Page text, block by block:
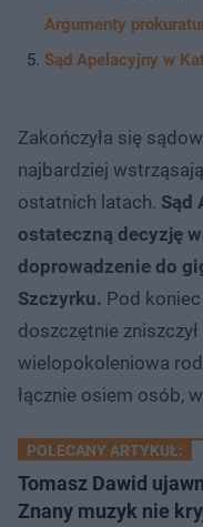
Argumenty
Sąd Apelacyjny w
Zakończyła się
najbardziej
ostatnich latach. Sąd
ostateczną decyzję
doprowadzenie do
Szczyrku. Pod
doszczętnie
wielopokoleniowa
łącznie osiem osób,
POLECANY ARTYKUŁ:
Tomasz Dawid
Znany muzyk nie